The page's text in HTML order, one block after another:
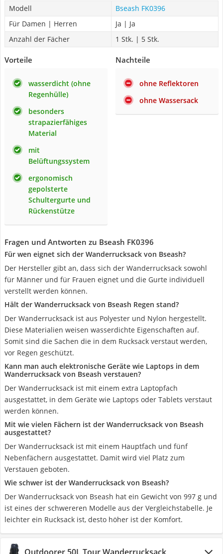
Modell
Bseash FK0396
Für Damen | Herren
Ja | Ja
Anzahl der Fächer
1 Stk. | 5 Stk.
Vorteile
wasserdicht (ohne
Regenhülle)
besonders
strapazierfähiges
Material
mit
Belüftungssystem
ergonomisch
gepolsterte
Schultergurte und
Rückenstütze
Nachteile
ohne Reflektoren
ohne Wassersack
Fragen und Antworten zu Bseash FK0396
Für wen eignet sich der Wanderrucksack von Bseash?
Der Hersteller gibt an, dass sich der Wanderrucksack sowohl
für Männer und für Frauen eignet und die Gurte individuell
verstellt werden können.
Hält der Wanderrucksack von Bseash Regen stand?
Der Wanderrucksack ist aus Polyester und Nylon hergestellt.
Diese Materialien weisen wasserdichte Eigenschaften auf.
Somit sind die Sachen die in dem Rucksack verstaut werden,
vor Regen geschützt.
Kann man auch elektronische Geräte wie Laptops in dem
Wanderrucksack von Bseash verstauen?
Der Wanderrucksack ist mit einem extra Laptopfach
ausgestattet, in dem Geräte wie Laptops oder Tablets verstaut
werden können.
Mit wie vielen Fächern ist der Wanderrucksack von Bseash
ausgestattet?
Der Wanderrucksack ist mit einem Hauptfach und fünf
Nebenfächern ausgestattet. Damit wird viel Platz zum
Verstauen geboten.
Wie schwer ist der Wanderrucksack von Bseash?
Der Wanderrucksack von Bseash hat ein Gewicht von 997 g und
ist eines der schwereren Modelle aus der Vergleichstabelle. Je
leichter ein Rucksack ist, desto höher ist der Komfort.